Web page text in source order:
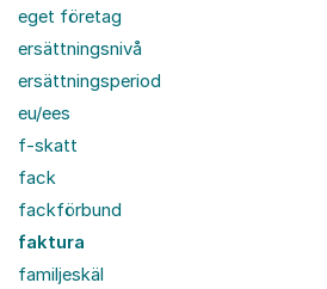
eget företag
ersättningsnivå
ersättningsperiod
eu/ees
f-skatt
fack
fackförbund
faktura
familjeskäl